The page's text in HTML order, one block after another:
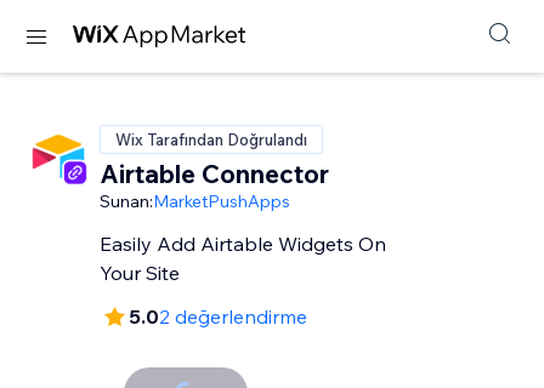
Wix Tarafından Doğrulandı
Airtable Connector
Sunan:MarketPushApps
Easily Add Airtable Widgets On
Your Site
5.02 değerlendirme